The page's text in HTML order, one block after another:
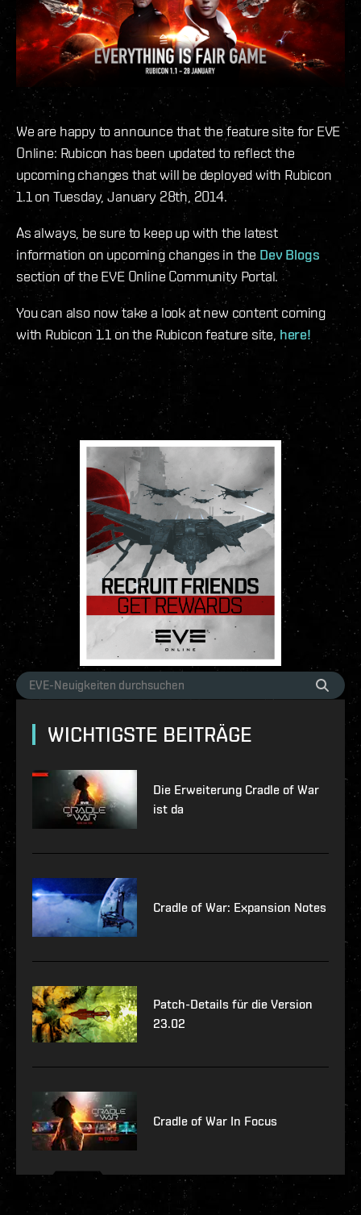
We are happy to announce that the feature site for EVE
Online: Rubicon has been updated to reflect the
upcoming changes that will be deployed with Rubicon
1.1 on Tuesday, January 28th, 2014.
As always, be sure to keep up with the latest
information on upcoming changes in theDev Blogs
section of the EVE Online Community Portal.
You can also now take a look at new content coming
with Rubicon 1.1 on the Rubicon feature site, here!
WICHTIGSTE BEITRÄGE
Die Erweiterung Cradle of War
ist da
Cradle of War: Expansion Notes
Patch-Details für die Version
23.02
Cradle of War In Focus